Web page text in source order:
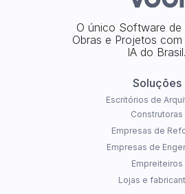
O único Software de
Obras e Projetos
IA do Brasil.
Soluções
Escritórios de
Construtoras
Empresas de
Empresas de
Empreiteiros
Lojas e